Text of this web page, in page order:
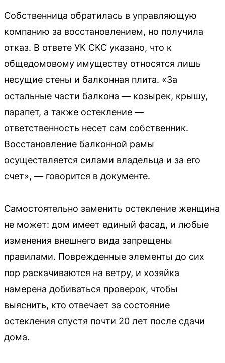
Собственница обратилась в управляющую
компанию за восстановлением, но получила
отказ. В ответе УК СКС указано, что к
общедомовому имуществу относятся лишь
несущие стены и балконная плита. «За
остальные части балкона — козырек, крышу,
парапет, а также остекление —
ответственность несет сам собственник.
Восстановление балконной рамы
осуществляется силами владельца и за его
счет», — говорится в документе.
Самостоятельно заменить остекление женщина
не может: дом имеет единый фасад, и любые
изменения внешнего вида запрещены
правилами. Поврежденные элементы до сих
пор раскачиваются на ветру, и хозяйка
намерена добиваться проверок, чтобы
выяснить, кто отвечает за состояние
остекления спустя почти 20 лет после сдачи
дома.